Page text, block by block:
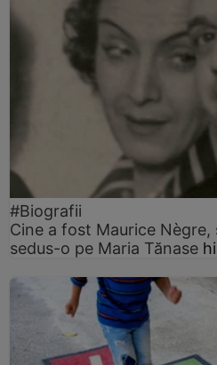
#Biografii
Cine a fost Maurice
sedus-o pe Maria Tănase